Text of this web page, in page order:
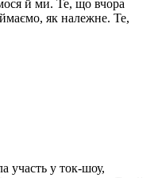
й ми. Те, що вчора
як належне. Те,
участь у ток-шоу,